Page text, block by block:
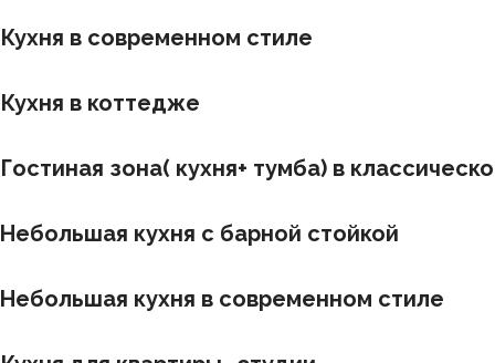
Кухня в современном стиле
Кухня в коттедже
Гостиная зона( кухня+ тумба) в
Небольшая кухня с барной стойкой
Небольшая кухня в современном стиле